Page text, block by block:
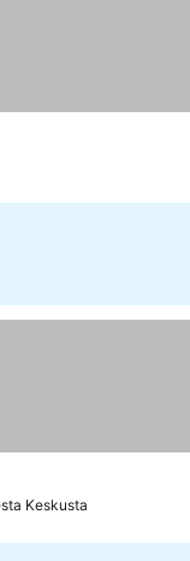
Keskusta